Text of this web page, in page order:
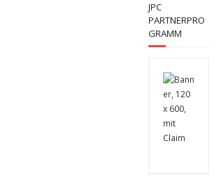
JPC
PARTNERPRO
GRAMM